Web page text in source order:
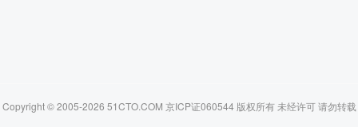
Copyright © 2005-2026 51CTO.COM 京ICP证060544 版权所有 未经许可 请勿转载